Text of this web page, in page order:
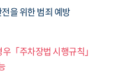
을 위한 범죄 예방
「주차장법 시행규칙」